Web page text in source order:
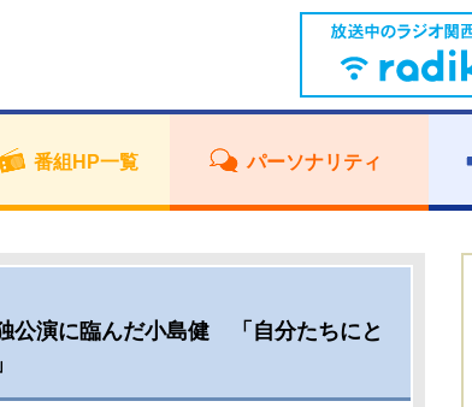
番組HP一覧 パーソナリティ
公演に臨んだ小島健 「自分たちにと